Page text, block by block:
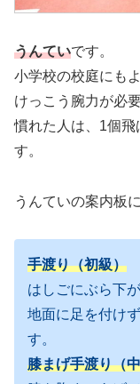
うんていです。
小学校の校庭にも
けっこう腕力が必
慣れた人は、1個
す。
うんていの案内板
手渡り（初級）
はしごにぶら下
地面に足を付け
す。
膝まげ手渡り（